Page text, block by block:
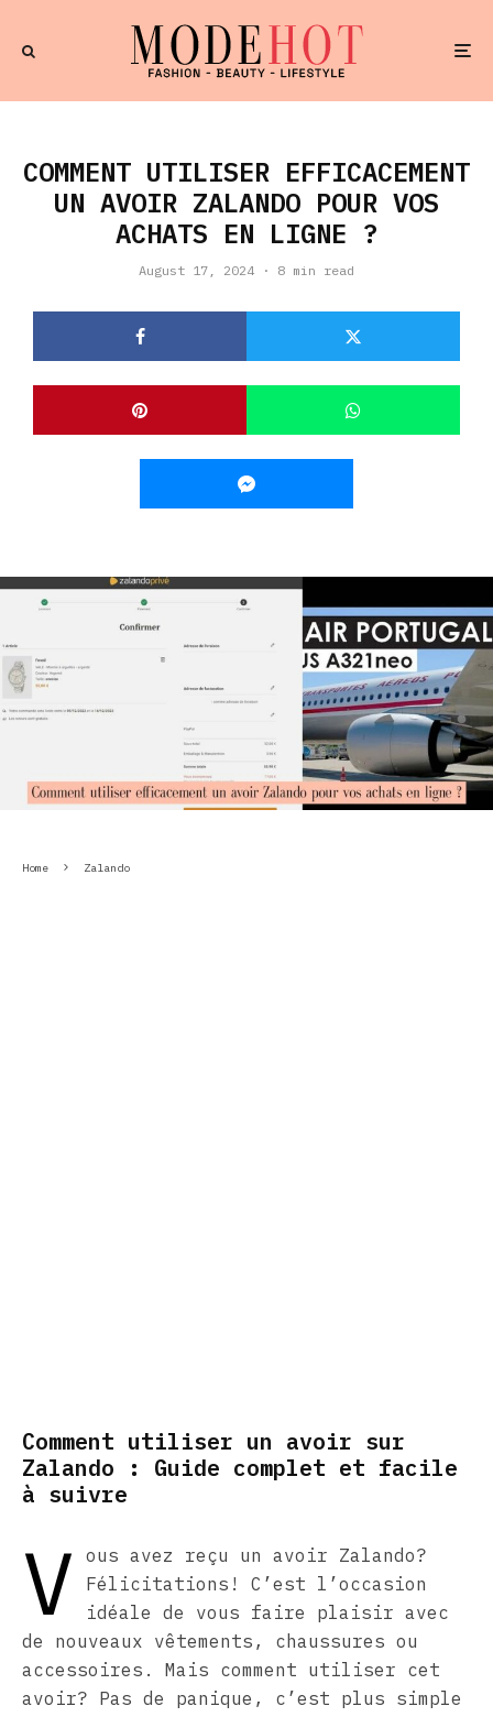
COMMENT UTILISER EFFICACEMENT
UN AVOIR ZALANDO POUR VOS
ACHATS EN LIGNE ?
August 17, 2024 · 8 min read
Home Zalando
Comment utiliser un avoir sur
Zalando : Guide complet et facile
à suivre
V
ous avez reçu un avoir Zalando?
Félicitations! C’est l’occasion
idéale de vous faire plaisir avec
de nouveaux vêtements, chaussures ou
accessoires. Mais comment utiliser cet
avoir? Pas de panique, c’est plus simple